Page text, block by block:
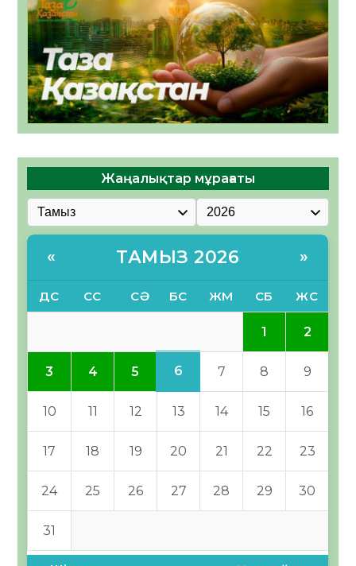
Жаңалықтар мұрағаты
« ТАМЫЗ 2026 »
ДС СС СӘ БС ЖМ СБ ЖС
1 2
3 4 5 6 7 8 9
10 11 12 13 14 15 16
17 18 19 20 21 22 23
24 25 26 27 28 29 30
31